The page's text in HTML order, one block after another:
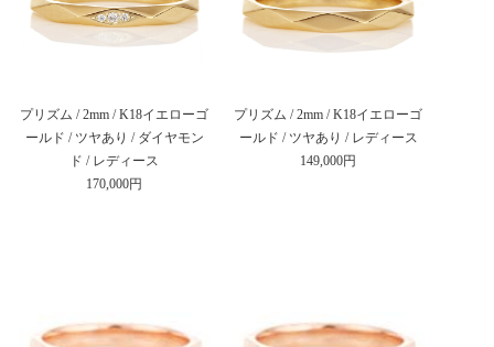
プリズム / 2mm / K18イエローゴ
ールド / ツヤあり / ダイヤモン
ド / レディース
170,000円
プリズム / 2mm / K18イエローゴ
ールド / ツヤあり / レディース
149,000円